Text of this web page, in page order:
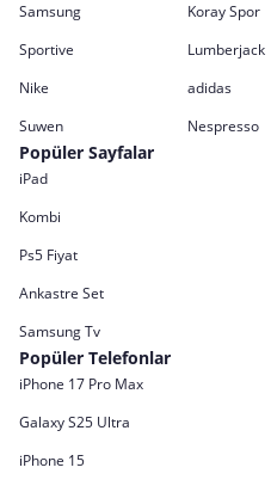
Samsung
Koray Spor
Sportive
Lumberjack
Nike
adidas
Suwen
Nespresso
Popüler Sayfalar
iPad
Kombi
Ps5 Fiyat
Ankastre Set
Samsung Tv
Popüler Telefonlar
iPhone 17 Pro Max
Galaxy S25 Ultra
iPhone 15